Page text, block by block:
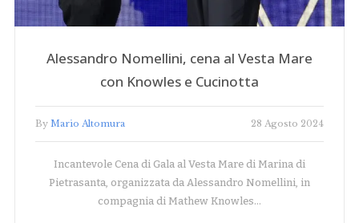
Alessandro Nomellini, cena al Vesta Mare
con Knowles e Cucinotta
By Mario Altomura 28 Agosto 2024
Incantevole Cena di Gala al Vesta Mare di Marina di
Pietrasanta, organizzata da Alessandro Nomellini, in
compagnia di Mathew Knowles…